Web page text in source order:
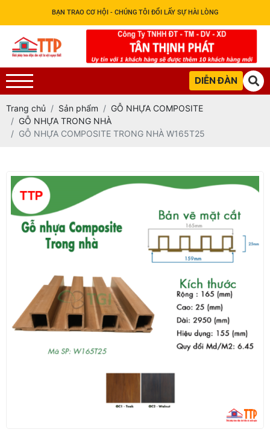
BẠN TRAO CƠ HỘI - CHÚNG TÔI ĐỔI LẤY SỰ HÀI LÒNG
DIỄN ĐÀN
Trang chủ Sản phẩm
GỖ NHỰA COMPOSITE
GỖ NHỰA TRONG NHÀ
GỖ NHỰA COMPOSITE TRONG NHÀ W165T25